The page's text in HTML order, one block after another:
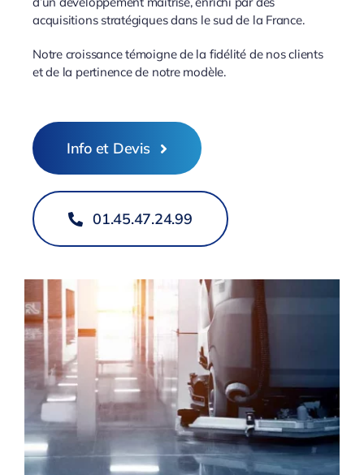
acquisitions stratégiques dans le sud de la France.
Notre croissance témoigne de la fidélité de nos clients
et de la pertinence de notre modèle.
Info et Devis
01.45.47.24.99